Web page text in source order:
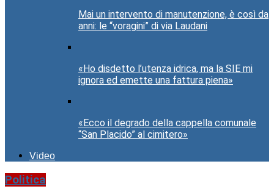
Mai un intervento di manutenzione, è così da
anni: le “voragini” di via Laudani
«Ho disdetto l’utenza idrica, ma la SIE mi
ignora ed emette una fattura piena»
«Ecco il degrado della cappella comunale
“San Placido” al cimitero»
Video
Politica